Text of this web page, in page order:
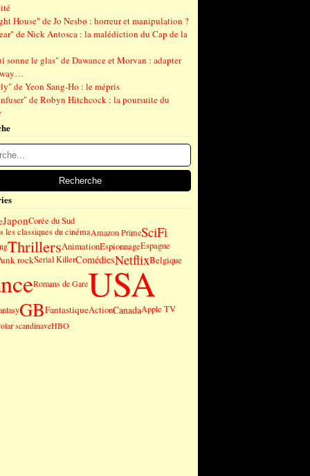
House" de Jo Nesbø : horreur et manipulation ?
de Nick Antosca : la malédiction du Cap de la
sonne le glas" de Dawance et Morvan : adapter
de Yeon Sang-Ho : le mépris
de Robyn Hitchcock : la poursuite du
JaponCorée du Sud
les classiques du cinémaAmazon PrimeSciFi
ThrillersAnimationEspionnageEspagne
rockSerial KillerComédiesNetflixBelgique
Romans de GareUSA
GBFantastiqueActionCanadaApple TV
scandinaveHBO